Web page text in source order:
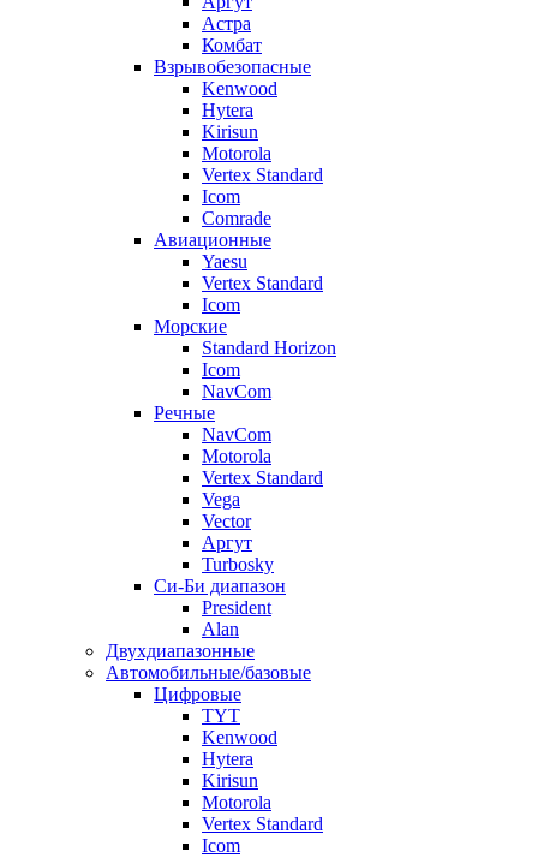
Астра
Комбат
Взрывобезопасные
Kenwood
Hytera
Kirisun
Motorola
Vertex Standard
Icom
Comrade
Авиационные
Yaesu
Vertex Standard
Icom
Морские
Standard Horizon
Icom
NavCom
Речные
NavCom
Motorola
Vertex Standard
Vega
Vector
Аргут
Turbosky
Си-Би диапазон
President
Alan
Двухдиапазонные
Автомобильные/базовые
Цифровые
TYT
Kenwood
Hytera
Kirisun
Motorola
Vertex Standard
Icom